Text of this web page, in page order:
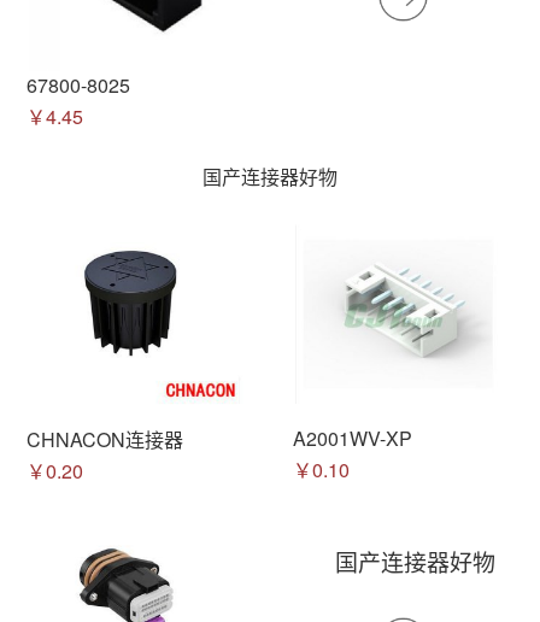
67800-8025
￥4.45
国产连接器好物
CHNACON连接器
￥0.20
A2001WV-XP
￥0.10
国产连接器好物